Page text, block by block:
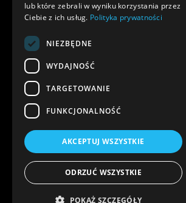
lub które zebrali w wyniku korzystania przez
Ciebie z ich usług. Polityka prywatności
NIEZBĘDNE
WYDAJNOŚĆ
TARGETOWANIE
FUNKCJONALNOŚĆ
AKCEPTUJ WSZYSTKIE
ODRZUĆ WSZYSTKIE
POKAŻ SZCZEGÓŁY